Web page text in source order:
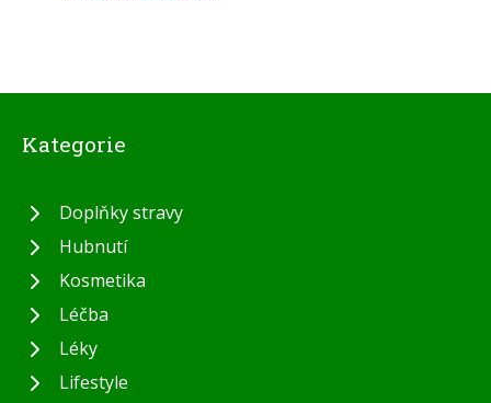
Kategorie
Doplňky stravy
Hubnutí
Kosmetika
Léčba
Léky
Lifestyle